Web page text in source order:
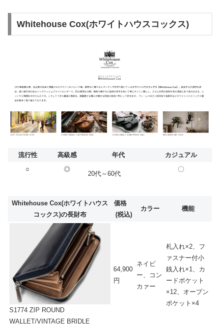
Whitehouse Cox(ホワイトハウスコックス)
流行性 高級感 年代
カジュアル
○
◎
20代～60代
〇
Whitehouse Cox(ホワイトハウス
コックス)の長財布
価格
(税込)
カラー 機能
S1774 ZIP ROUND
WALLET/VINTAGE BRIDLE
64,900
円
ネイビ
ー、コン
カァー
札入れ×2、フ
ァスナー付小
銭入れ×1、カ
ードポケット
×12、オープン
ポケット×4